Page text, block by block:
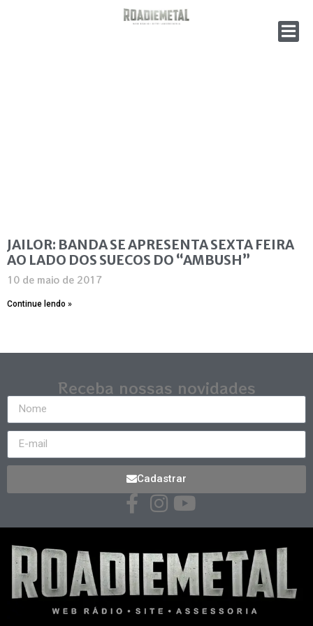
JAILOR: BANDA SE APRESENTA SEXTA FEIRA
AO LADO DOS SUECOS DO “AMBUSH”
10 de maio de 2017
Continue lendo »
Receba nossas novidades
Cadastrar